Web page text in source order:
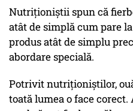
Nutriționiștii spun că
atât de simplă cum pare
produs atât de simplu
abordare specială.
Potrivit nutriționiștilor,
toată lumea o face